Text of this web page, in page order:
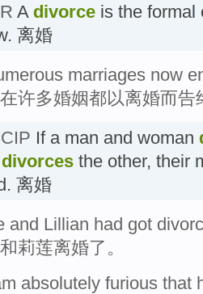
A divorce is the formal
离婚
marriages now
许多婚姻都以离婚而告
If a man and woman
divorces the other, their
离婚
and Lillian had got
莉莲离婚了。
absolutely furious that